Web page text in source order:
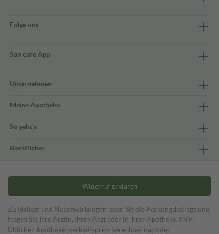
Folge uns
Sanicare App
Unternehmen
Meine Apotheke
So geht's
Rechtliches
Widerruf erklären
Zu Risiken und Nebenwirkungen lesen Sie die Packungsbeilage und
fragen Sie Ihre Ärztin, Ihren Arzt oder in Ihrer Apotheke. AVP:
Üblicher Apothekenverkaufspreis berechnet nach der